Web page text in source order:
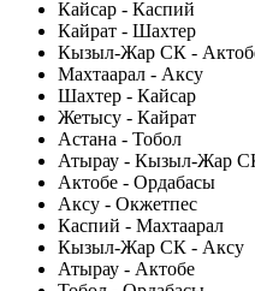
Кайсар - Каспий
Кайрат - Шахтер
Кызыл-Жар СК -
Махтаарал - Аксу
Шахтер - Кайсар
Жетысу - Кайрат
Астана - Тобол
Атырау - Кызыл-Жар
Актобе - Ордабасы
Аксу - Окжетпес
Каспий - Махтаарал
Кызыл-Жар СК - Аксу
Атырау - Актобе